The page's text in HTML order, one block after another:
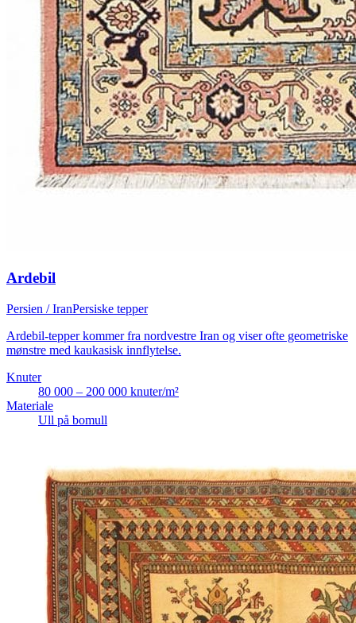
Ardebil
Persien / IranPersiske tepper
Ardebil-tepper kommer fra nordvestre Iran og viser ofte geometriske
mønstre med kaukasisk innflytelse.
Knuter
80 000 – 200 000 knuter/m²
Materiale
Ull på bomull